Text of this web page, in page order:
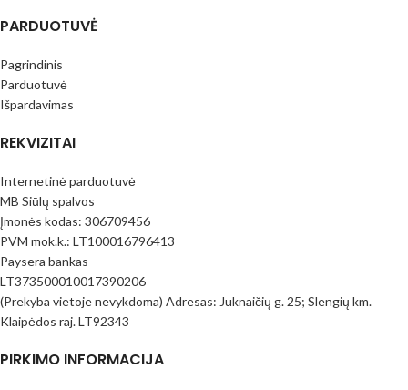
PARDUOTUVĖ
Pagrindinis
Parduotuvė
Išpardavimas
REKVIZITAI
Internetinė parduotuvė
MB Siūlų spalvos
Įmonės kodas: 306709456
PVM mok.k.: LT100016796413
Paysera bankas
LT373500010017390206
(Prekyba vietoje nevykdoma) Adresas: Juknaičių g. 25; Slengių km.
Klaipėdos raj. LT92343
PIRKIMO INFORMACIJA